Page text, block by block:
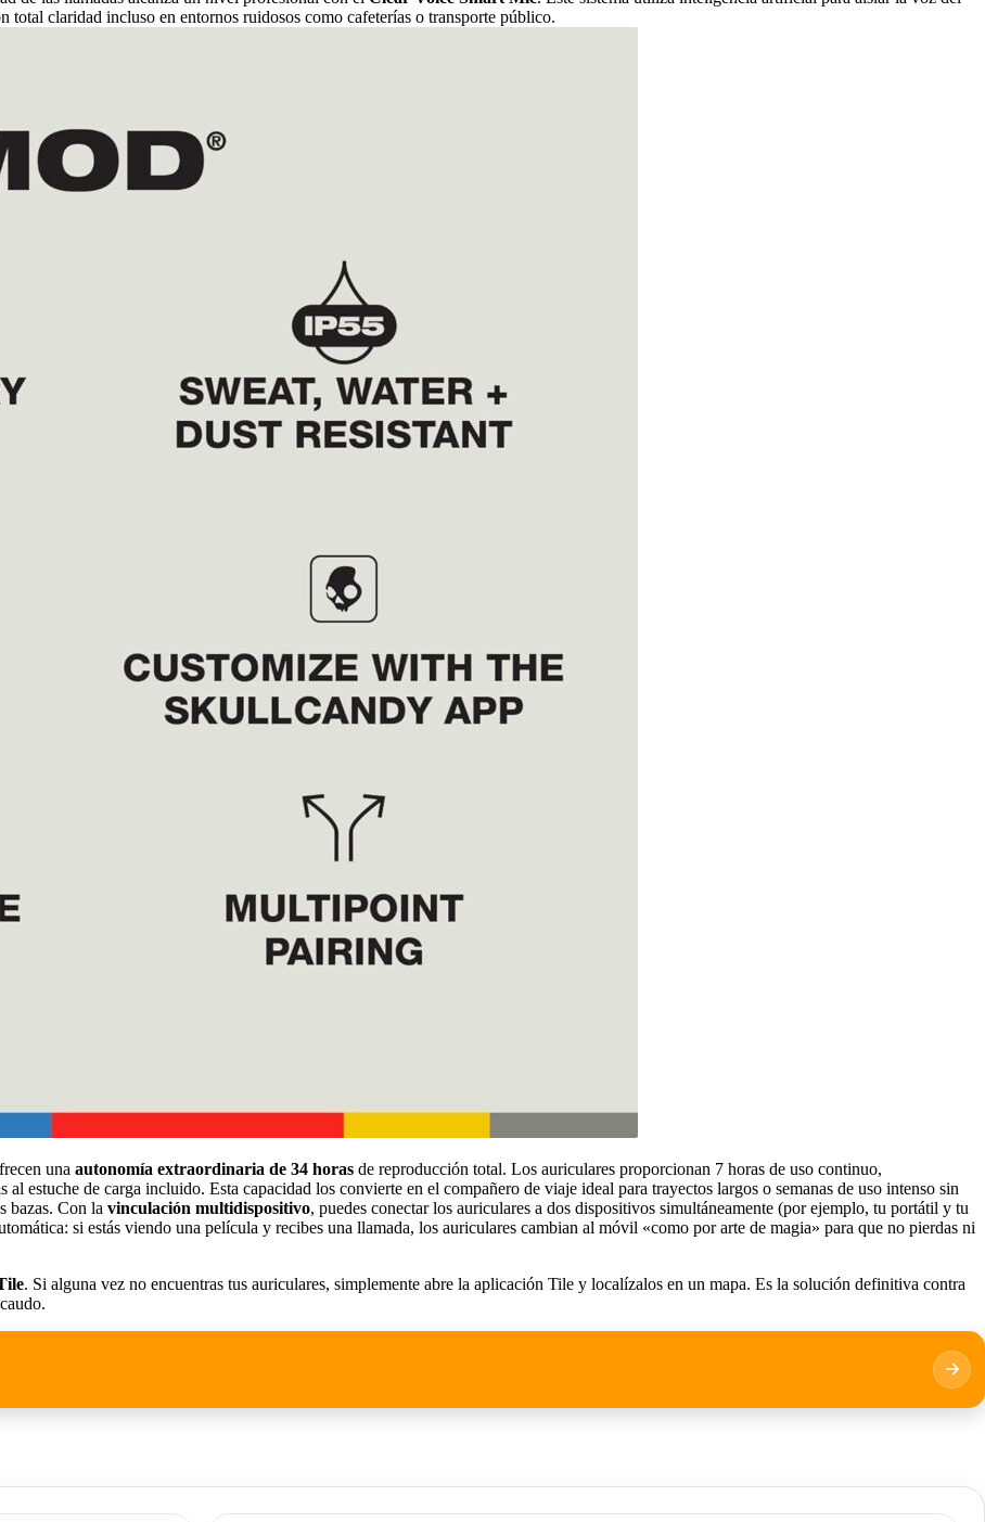
claridad incluso en entornos ruidosos como cafeterías o transporte público.
una autonomía extraordinaria de 34 horas de reproducción total. Los auriculares proporcionan 7 horas de uso continuo,
estuche de carga incluido. Esta capacidad los convierte en el compañero de viaje ideal para trayectos largos o semanas de uso intenso sin
bazas. Con la vinculación multidispositivo, puedes conectar los auriculares a dos dispositivos simultáneamente (por ejemplo, tu portátil y tu
si estás viendo una película y recibes una llamada, los auriculares cambian al móvil «como por arte de magia» para que no pierdas ni
. Si alguna vez no encuentras tus auriculares, simplemente abre la aplicación Tile y localízalos en un mapa. Es la solución definitiva contra